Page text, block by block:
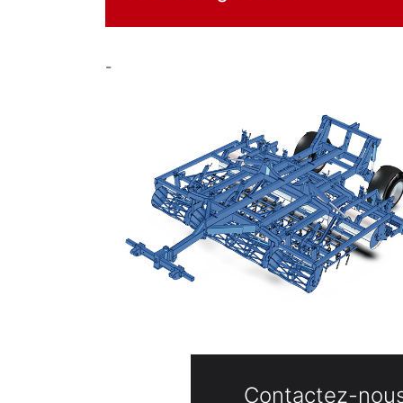
-
Contactez-